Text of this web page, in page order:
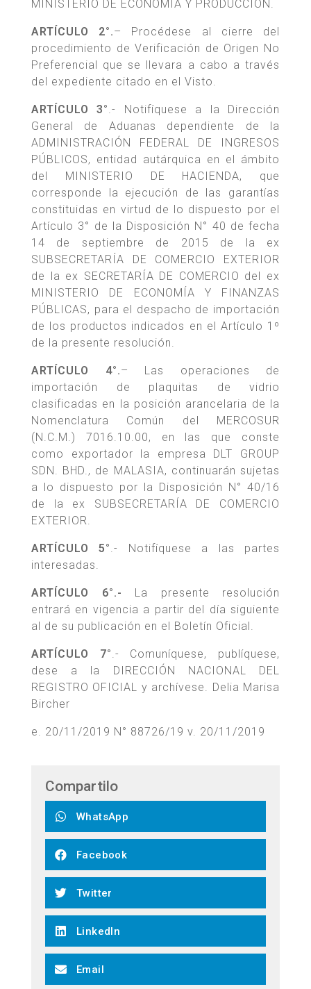
MINISTERIO DE ECONOMÍA Y PRODUCCIÓN.
ARTÍCULO 2°.– Procédese al cierre del
procedimiento de Verificación de Origen No
Preferencial que se llevara a cabo a través
del expediente citado en el Visto.
ARTÍCULO 3°.- Notifíquese a la Dirección
General de Aduanas dependiente de la
ADMINISTRACIÓN FEDERAL DE INGRESOS
PÚBLICOS, entidad autárquica en el ámbito
del MINISTERIO DE HACIENDA, que
corresponde la ejecución de las garantías
constituidas en virtud de lo dispuesto por el
Artículo 3° de la Disposición N° 40 de fecha
14 de septiembre de 2015 de la ex
SUBSECRETARÍA DE COMERCIO EXTERIOR
de la ex SECRETARÍA DE COMERCIO del ex
MINISTERIO DE ECONOMÍA Y FINANZAS
PÚBLICAS, para el despacho de importación
de los productos indicados en el Artículo 1º
de la presente resolución.
ARTÍCULO 4°.– Las operaciones de
importación de plaquitas de vidrio
clasificadas en la posición arancelaria de la
Nomenclatura Común del MERCOSUR
(N.C.M.) 7016.10.00, en las que conste
como exportador la empresa DLT GROUP
SDN. BHD., de MALASIA, continuarán sujetas
a lo dispuesto por la Disposición N° 40/16
de la ex SUBSECRETARÍA DE COMERCIO
EXTERIOR.
ARTÍCULO 5°.- Notifíquese a las partes
interesadas.
ARTÍCULO 6°.- La presente resolución
entrará en vigencia a partir del día siguiente
al de su publicación en el Boletín Oficial.
ARTÍCULO 7°.- Comuníquese, publíquese,
dese a la DIRECCIÓN NACIONAL DEL
REGISTRO OFICIAL y archívese. Delia Marisa
Bircher
e. 20/11/2019 N° 88726/19 v. 20/11/2019
Compartilo
WhatsApp
Facebook
Twitter
LinkedIn
Email